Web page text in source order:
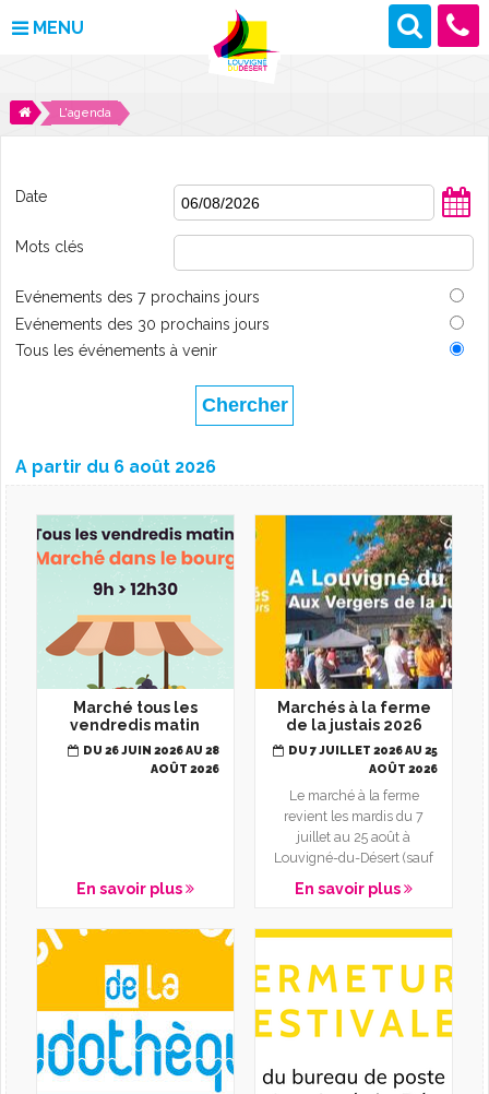
MENU
MAIRIE
DÉCOUVRIR LOUVIGNÉ
CULTURE ET LOISIRS
ENFANCE ET JEUNESSE
ACTUALITÉS
L'AGENDA
L'agenda
Date
Mots clés
Evénements des 7 prochains jours
Evénements des 30 prochains jours
Tous les événements à venir
A partir du 6 août 2026
Marché tous les
vendredis matin
DU 26 JUIN 2026 AU 28
AOÛT 2026
En savoir plus
Marchés à la ferme
de la justais 2026
DU 7 JUILLET 2026 AU 25
AOÛT 2026
Le marché à la ferme
revient les mardis du 7
juillet au 25 août à
Louvigné-du-Désert (sauf
le 14 juillet). Rendez-vous
à...
En savoir plus